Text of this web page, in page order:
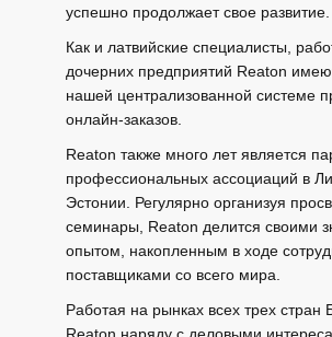
успешно продолжает свое развитие.
Как и латвийские специалисты,
дочерних предприятий Reaton
нашей централизованной системе
онлайн-заказов.
Reaton также много лет является
профессиональных ассоциаций в
Эстонии. Регулярно организуя
семинары, Reaton делится своими
опытом, накопленным в ходе
поставщиками со всего мира.
Работая на рынках всех трех стран